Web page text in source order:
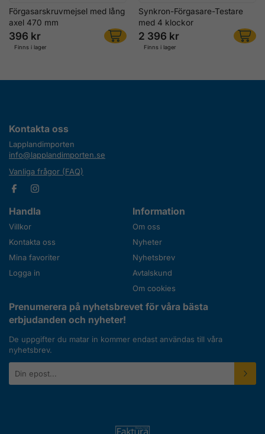
Förgasarskruvmejsel med lång
axel 470 mm
396 kr
Finns i lager
Synkron-Förgasare-Testare
med 4 klockor
2 396 kr
Finns i lager
Kontakta oss
Lapplandimporten
info@lapplandimporten.se
Vanliga frågor (FAQ)
Handla
Villkor
Kontakta oss
Mina favoriter
Logga in
Information
Om oss
Nyheter
Nyhetsbrev
Avtalskund
Om cookies
Prenumerera på nyhetsbrevet för våra bästa
erbjudanden och nyheter!
De uppgifter du matar in kommer endast användas till våra
nyhetsbrev.
postadress